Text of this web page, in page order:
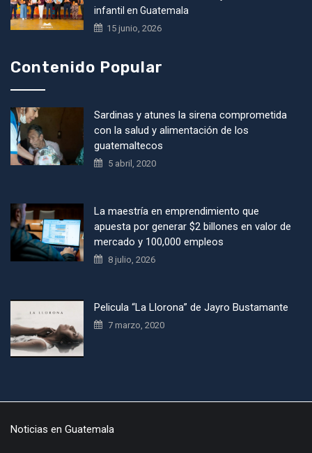
infantil en Guatemala
15 junio, 2026
Contenido Popular
Sardinas y atunes la sirena comprometida
con la salud y alimentación de los
guatemaltecos
5 abril, 2020
La maestría en emprendimiento que
apuesta por generar $2 billones en valor de
mercado y 100,000 empleos
8 julio, 2026
Pelicula “La Llorona” de Jayro Bustamante
7 marzo, 2020
Noticias en Guatemala